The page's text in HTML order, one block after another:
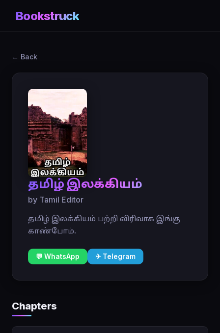
Bookstruck
← Back
தமிழ் இலக்கியம்
by Tamil Editor
தமிழ் இலக்கியம் பற்றி விரிவாக இங்கு
காண்போம்.
💬 WhatsApp ✈ Telegram
Chapters